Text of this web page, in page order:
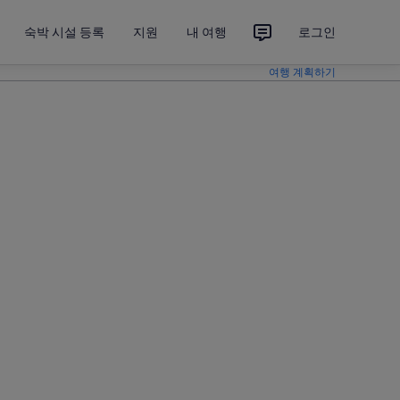
숙박 시설 등록 지원 내 여행 로그인
여행 계획하기